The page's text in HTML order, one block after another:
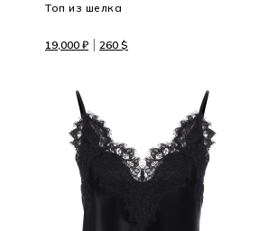
Топ из шелка
19,000 ₽ | 260 $